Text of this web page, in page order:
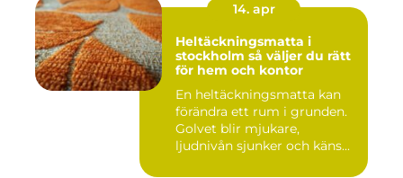
14. apr
Heltäckningsmatta i
stockholm så väljer du rätt
för hem och kontor
En heltäckningsmatta kan
förändra ett rum i grunden.
Golvet blir mjukare,
ljudnivån sjunker och käns...